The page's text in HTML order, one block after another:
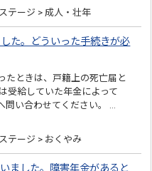
テージ > 成人・壮年
た。どういった手続きが必
ときは、戸籍上の死亡届と
給していた年金によって
問い合わせてください。 …
テージ > おくやみ
ました。障害年金があると